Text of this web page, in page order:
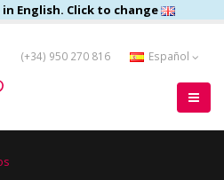
English. Click to change
(+34) 950 270 816 Español